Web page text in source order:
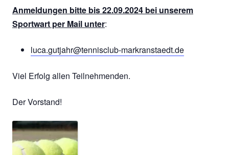
Anmeldungen bitte bis 22.09.2024 bei unserem
Sportwart per Mail unter:
luca.gutjahr@tennisclub-markranstaedt.de
Viel Erfolg allen Teilnehmenden.
Der Vorstand!